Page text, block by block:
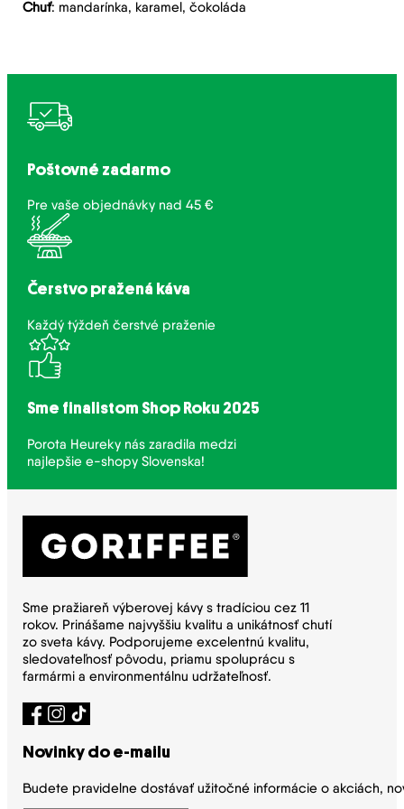
Chuť: mandarínka, karamel, čokoláda
Poštovné zadarmo
Pre vaše objednávky nad 45 €
Čerstvo pražená káva
Každý týždeň čerstvé praženie
Sme finalistom Shop Roku 2025
Porota Heureky nás zaradila medzi
najlepšie e-shopy Slovenska!
Sme pražiareň výberovej kávy s tradíciou cez 11
rokov. Prinášame najvyššiu kvalitu a unikátnosť chutí
zo sveta kávy. Podporujeme excelentnú kvalitu,
sledovateľnosť pôvodu, priamu spoluprácu s
farmármi a environmentálnu udržateľnosť.
Novinky do e-mailu
Budete pravidelne dostávať užitočné informácie o akciách,